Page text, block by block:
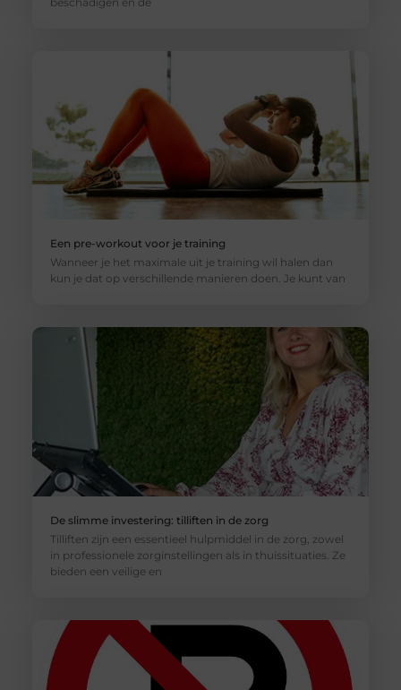
Een pre-workout voor je training
Wanneer je het maximale uit je training wil halen dan
kun je dat op verschillende manieren doen. Je kunt van
De slimme investering: tilliften in de zorg
Tilliften zijn een essentieel hulpmiddel in de zorg, zowel
in professionele zorginstellingen als in thuissituaties. Ze
bieden een veilige en